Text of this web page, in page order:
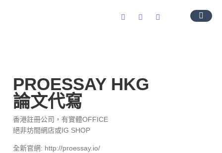
PROESSAY HKG
論文代寫
香港註冊公司，有實體OFFICE
絕非坊間網店或IG SHOP
全新官網: http://proessay.io/